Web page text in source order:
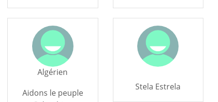
Algérien
Aidons le peuple
Stela Estrela